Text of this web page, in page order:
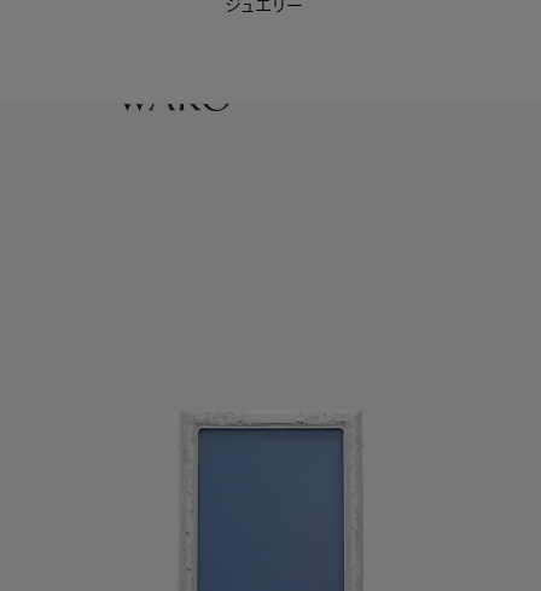
WAKO Membership Program連携はこちら
ジュエリー